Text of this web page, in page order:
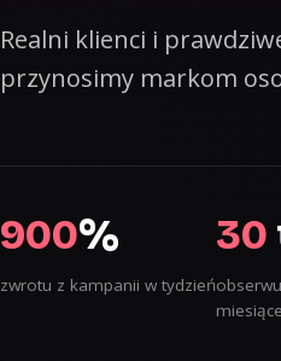
Realni klienci i
przynosimy markom
900%
zwrotu z kampanii w tydzień
30
miesiące